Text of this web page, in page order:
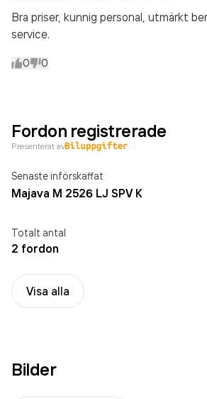
Bra priser, kunnig personal, utmärkt
service.
0 0
Fordon registrerade
Presenterat av
Senaste införskaffat
Majava M 2526 LJ SPV K
Totalt antal
2 fordon
Visa alla
Bilder